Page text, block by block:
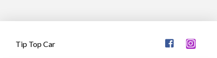
Tip Top Car